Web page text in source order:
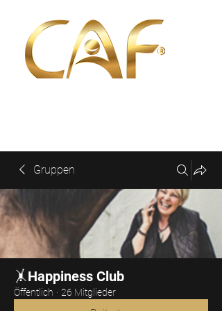
Gruppen
🤸Happiness Club
Öffentlich · 26 Mitglieder